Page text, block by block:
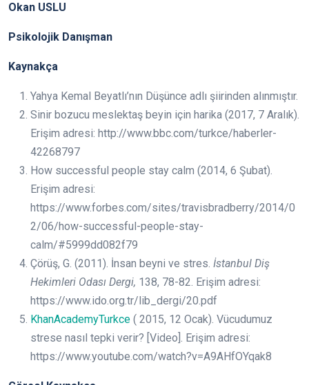
Okan USLU
Psikolojik Danışman
Kaynakça
Yahya Kemal Beyatlı’nın Düşünce adlı şiirinden alınmıştır.
Sinir bozucu meslektaş beyin için harika (2017, 7 Aralık).
Erişim adresi: http://www.bbc.com/turkce/haberler-
42268797
How successful people stay calm (2014, 6 Şubat).
Erişim adresi:
https://www.forbes.com/sites/travisbradberry/2014/0
2/06/how-successful-people-stay-
calm/#5999dd082f79
Çörüş, G. (2011). İnsan beyni ve stres. İstanbul Diş
Hekimleri Odası Dergi, 138, 78-82. Erişim adresi:
https://www.ido.org.tr/lib_dergi/20.pdf
KhanAcademyTurkce ( 2015, 12 Ocak). Vücudumuz
strese nasıl tepki verir? [Video]. Erişim adresi:
https://www.youtube.com/watch?v=A9AHfOYqak8